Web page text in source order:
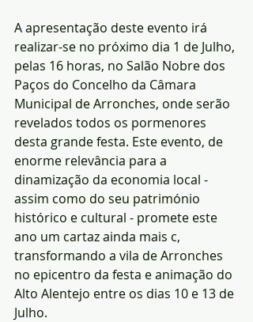
A apresentação deste evento irá
realizar-se no próximo dia 1 de Julho,
pelas 16 horas, no Salão Nobre dos
Paços do Concelho da Câmara
Municipal de Arronches, onde serão
revelados todos os pormenores
desta grande festa. Este evento, de
enorme relevância para a
dinamização da economia local -
assim como do seu património
histórico e cultural - promete este
ano um cartaz ainda mais c,
transformando a vila de Arronches
no epicentro da festa e animação do
Alto Alentejo entre os dias 10 e 13 de
Julho.